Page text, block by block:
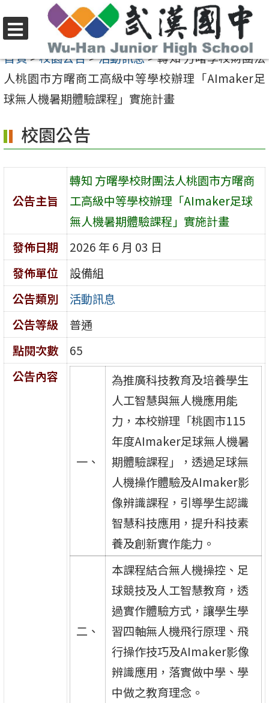
至
要
內
區
選
單
首頁>校園公告>活動訊息>轉知 方曙學校財團法
人桃園市方曙商工高級中等學校辦理「AImaker足
球無人機暑期體驗課程」實施計畫
校園公告
公告主旨
轉知 方曙學校財團法人桃園市方曙商
工高級中等學校辦理「AImaker足球
無人機暑期體驗課程」實施計畫
發佈日期
2026 年 6 月 03 日
發佈單位
設備組
公告類別
活動訊息
公告等級
普通
點閱次數
65
公告內容
一、
為推廣科技教育及培養學生
人工智慧與無人機應用能
力，本校辦理「桃園市115
年度AImaker足球無人機暑
期體驗課程」，透過足球無
人機操作體驗及AImaker影
像辨識課程，引導學生認識
智慧科技應用，提升科技素
養及創新實作能力。
二、
本課程結合無人機操控、足
球競技及人工智慧教育，透
過實作體驗方式，讓學生學
習四軸無人機飛行原理、飛
行操作技巧及AImaker影像
辨識應用，落實做中學、學
中做之教育理念。